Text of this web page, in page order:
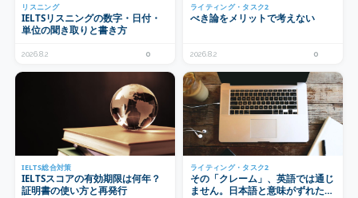
リスニング
IELTSリスニングの数字・日付・
単位の聞き取りと書き方
2026.8.2 0
ライティング・タスク2
べき論をメリットで考えない
2026.8.2 0
IELTS総合対策
IELTSスコアの有効期限は何年？
証明書の使い方と再発行
ライティング・タスク2
その「クレーム」、英語では通じ
ません。日本語と意味がずれたカ